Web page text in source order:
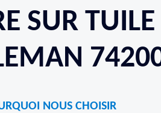
SUR
NOUS CHOISIR